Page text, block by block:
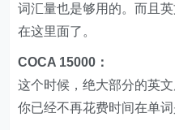
词汇量也是够用的。而且
在这里面了。
COCA 15000：
这个时候，绝大部分的英
你已经不再花费时间在单词